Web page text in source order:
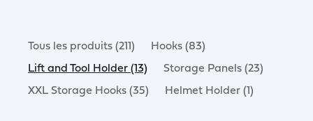
Tous les produits (211)
Hooks (83)
Lift and Tool Holder (13)
Storage Panels (23)
XXL Storage Hooks (35)
Helmet Holder (1)